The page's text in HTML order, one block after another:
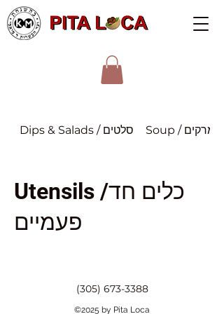
Dips & Salads / סלטים Soup / מרקים
Utensils /כלים חד
פעמיים
(305) 673-3388
©2025 by Pita Loca